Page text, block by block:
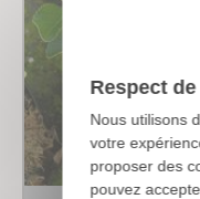
Respect
Nous utilisons
votre
proposer des
pouvez